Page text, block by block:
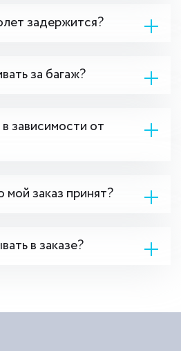
задержится?
за багаж?
зависимости от
мой заказ принят?
в заказе?